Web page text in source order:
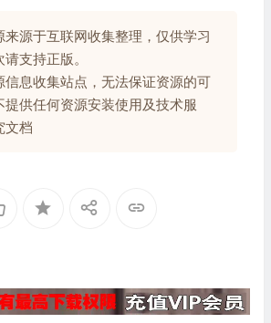
来源于互联网收集整理，仅供学习
支持正版。
信息收集站点，无法保证资源的可
提供任何资源安装使用及技术服
文档